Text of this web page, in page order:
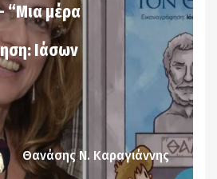
“Μια μέρα
Ιάσων
Θανάσης Ν. Καραγιάννης